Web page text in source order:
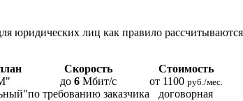
юридических лиц как правило
Скорость
Стоимость
до 6 Мбит/с от 1100 руб./мес.
по требованию заказчика договорная